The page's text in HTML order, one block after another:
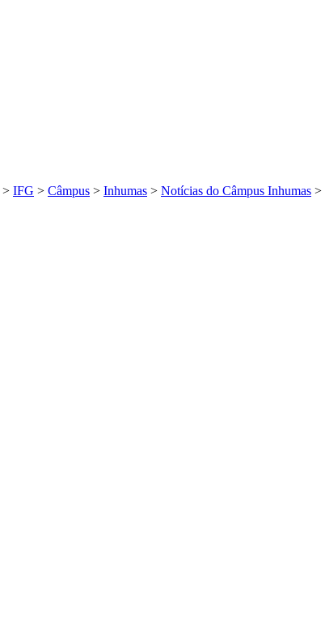
> IFG > Câmpus > Inhumas > Notícias do Câmpus Inhumas >